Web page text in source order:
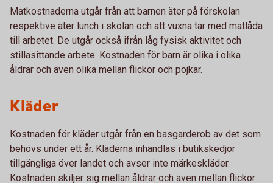
Matkostnaderna utgår från att barnen äter på förskolan
respektive äter lunch i skolan och att vuxna tar med matlåda
till arbetet. De utgår också ifrån låg fysisk aktivitet och
stillasittande arbete. Kostnaden för barn är olika i olika
åldrar och även olika mellan flickor och pojkar.
Kläder
Kostnaden för kläder utgår från en basgarderob av det som
behövs under ett år. Kläderna inhandlas i butikskedjor
tillgängliga över landet och avser inte märkeskläder.
Kostnaden skiljer sig mellan åldrar och även mellan flickor